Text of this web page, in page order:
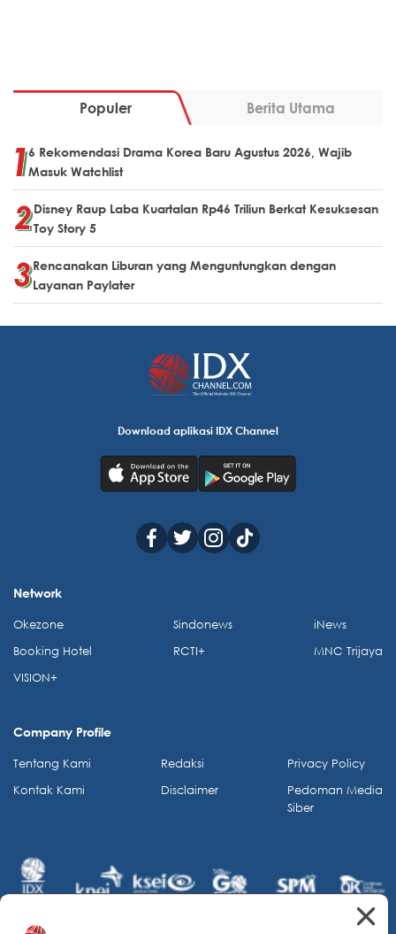
Populer Berita Utama
6 Rekomendasi Drama Korea Baru Agustus 2026, Wajib
Masuk Watchlist
Disney Raup Laba Kuartalan Rp46 Triliun Berkat Kesuksesan
Toy Story 5
Rencanakan Liburan yang Menguntungkan dengan
Layanan Paylater
Download aplikasi IDX Channel
Network
Okezone
Booking Hotel
VISION+
Sindonews
RCTI+
iNews
MNC Trijaya
Company Profile
Tentang Kami
Kontak Kami
Redaksi
Disclaimer
Privacy Policy
Pedoman Media
Siber